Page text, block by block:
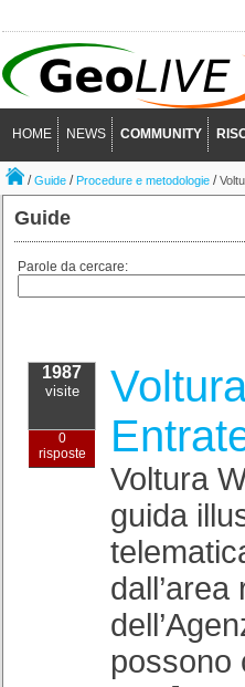
HOME NEWS COMMUNITY
/Guide /Procedure e metodologie /
Guide
Parole da cercare:
1987
visite
0
risposte
Voltura
guida
possono